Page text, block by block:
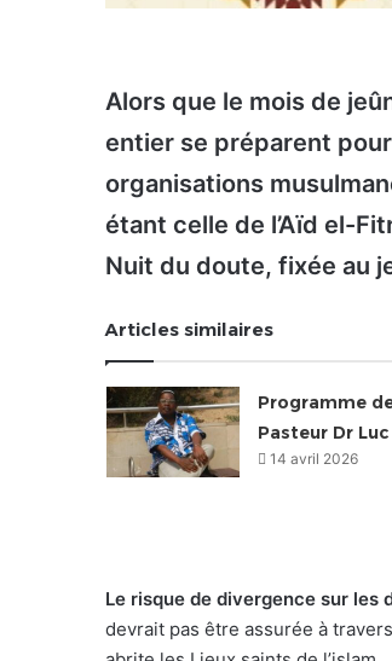
Alors que le mois de
entier se préparent
organisations
étant celle de l’Aïd el-
Nuit du doute, fixée au
Articles similaires
Programme
Pasteur Dr
14 avril 2026
Le risque de divergence sur les
devrait pas être assurée à